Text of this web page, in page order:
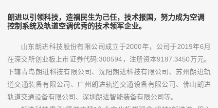
朗进以引领科技，造福民生为己任，技术报国，努力成为空调
控制系统及轨道空调优秀的技术领军企业。
山东朗进科技股份有限公司成立于2000年，公司于2019年6月
在深交所创业板上市证券代码:300594，注册资本9187.3450万元。
下辖青岛朗进科技有限公司、沈阳朗进科技有限公司、苏州朗进轨
道交通装备有限公司、广州朗进轨道交通设备有限公司、佛山朗进
轨道交通设备有限公司、深圳朗进智能装备有限公司等。